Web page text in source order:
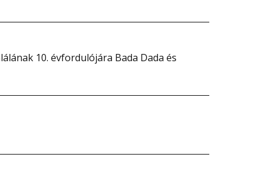
10. évfordulójára Bada Dada és